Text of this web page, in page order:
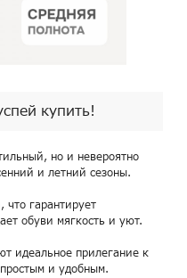
купить!
но и невероятно
и летний сезоны.
гарантирует
обуви мягкость и уют.
идеальное прилегание к
и удобным.